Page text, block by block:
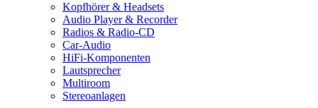
Kopfhörer & Headsets
Audio Player & Recorder
Radios & Radio-CD
Car-Audio
HiFi-Komponenten
Lautsprecher
Multiroom
Stereoanlagen